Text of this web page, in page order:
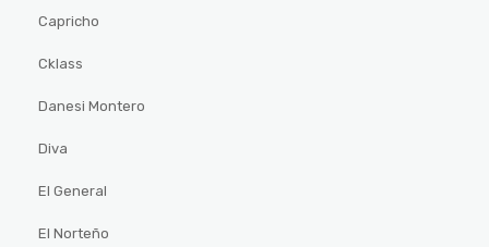
Capricho
Cklass
Danesi Montero
Diva
El General
El Norteño